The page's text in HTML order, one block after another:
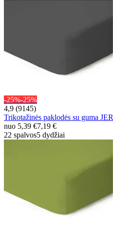
-25%-25%
4,9 (9145)
Trikotažinės paklodės su guma
nuo 5,39 €7,19 €
22 spalvos5 dydžiai